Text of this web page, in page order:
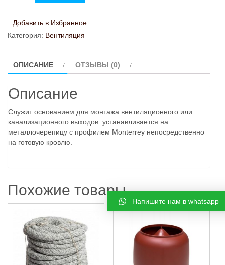
товара
Monterrey
Добавить в Избранное
Категория: Вентиляция
ОПИСАНИЕ ОТЗЫВЫ (0)
Описание
Служит основанием для монтажа вентиляционного или
канализационного выходов. устанавливается на
металлочерепицу с профилем Monterrey непосредственно
на готовую кровлю.
Похожие товары
Напишите нам в whatsapp